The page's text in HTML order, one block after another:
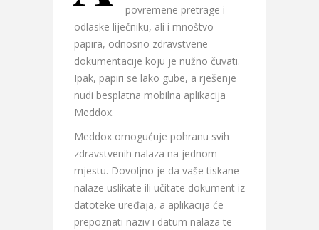
povremene pretrage i
odlaske liječniku, ali i mnoštvo
papira, odnosno zdravstvene
dokumentacije koju je nužno čuvati.
Ipak, papiri se lako gube, a rješenje
nudi besplatna mobilna aplikacija
Meddox.
Meddox omogućuje pohranu svih
zdravstvenih nalaza na jednom
mjestu. Dovoljno je da vaše tiskane
nalaze uslikate ili učitate dokument iz
datoteke uređaja, a aplikacija će
prepoznati naziv i datum nalaza te